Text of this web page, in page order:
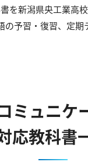
を新潟県央工業高
の予習・復習、定
ミュニケ
応教科書